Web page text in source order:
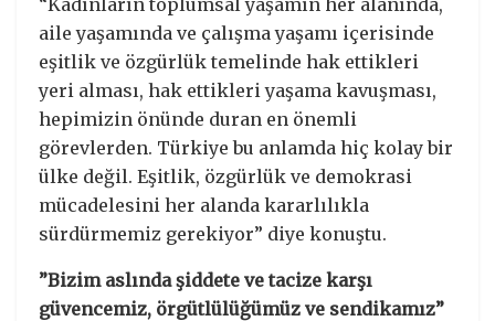
aile yaşamında ve çalışma yaşamı içerisinde
eşitlik ve özgürlük temelinde hak ettikleri
yeri alması, hak ettikleri yaşama kavuşması,
hepimizin önünde duran en önemli
görevlerden. Türkiye bu anlamda hiç kolay bir
ülke değil. Eşitlik, özgürlük ve demokrasi
mücadelesini her alanda kararlılıkla
sürdürmemiz gerekiyor” diye konuştu.
”Bizim aslında şiddete ve tacize karşı
güvencemiz, örgütlülüğümüz ve sendikamız”